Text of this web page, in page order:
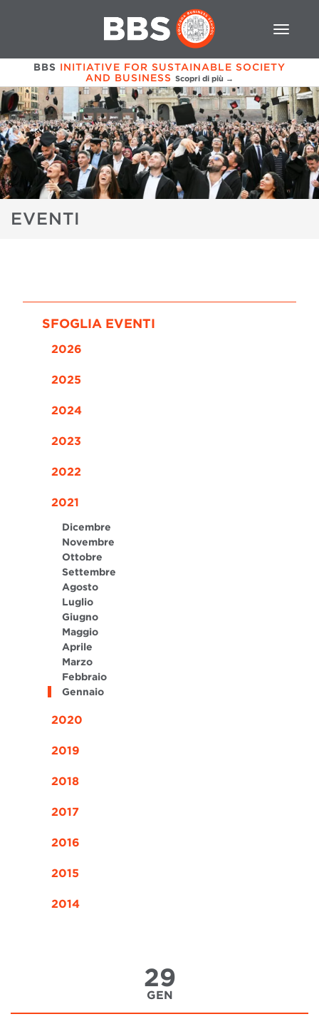
BBS INITIATIVE FOR SUSTAINABLE SOCIETY
AND BUSINESS Scopri di più →
EVENTI
SFOGLIA EVENTI
2026
2025
2024
2023
2022
2021
Dicembre
Novembre
Ottobre
Settembre
Agosto
Luglio
Giugno
Maggio
Aprile
Marzo
Febbraio
Gennaio
2020
2019
2018
2017
2016
2015
2014
29
GEN